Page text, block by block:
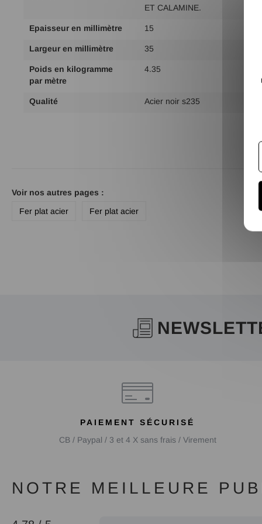
ET CALAMINE.
Epaisseur en millimètre 15
Largeur en millimètre 35
Poids en kilogramme
par mètre
4.35
Qualité Acier noir s235
Voir nos autres pages :
Fer plat acier
Fer plat acier
PAIEMENT SÉCURISÉ
CB / Paypal / 3 et 4 X sans frais / Virement
NOTRE MEILLEURE